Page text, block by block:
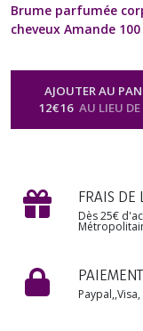
Brume parfumée
cheveux Amande
Relaxation Bien-être
Aromathérapie Soin
Naturel Senteur Fruitée
AJOUTER AU
12€16 AU LIEU DE
FRAIS DE
Dès 25€